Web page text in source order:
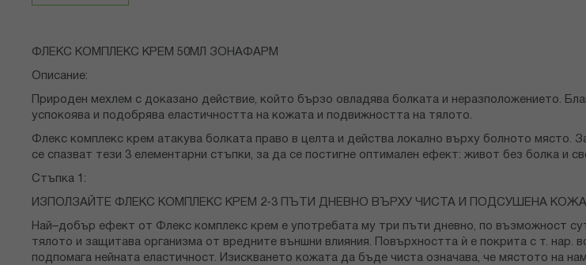
ФЛЕКС КОМПЛЕКС КРЕМ 50МЛ ЗОНАФАРМ
Описание:
Природен мехлем с доказано действие, който бързо овладява болката и неразположението.
успокоява и подобрява еластичността на кожата и подвижността на тялото.
Флекс комплекс крем атакува болката право в целта и действа локално върху болното място.
се спазват тези 3 елементарни стъпки, за да се постигне оптимален ефект: живот без болка и
Стъпка 1:
ИЗПОЛЗАЙТЕ ФЛЕКС КОМПЛЕКС КРЕМ 2-3 ПЪТИ ДНЕВНО ВЪРХУ ЧИСТА И ПОДСУШЕНА КОЖА
Най–добър ефект от Флекс комплекс крем е употребата му три пъти дневно, по възможност
тялото и защитава организма от вредните външни влияния. Повърхността ѝ е покрита с т. нар.
подпомага нейната еластичност. Изискването кожата да бъде чиста означава, че мястото на